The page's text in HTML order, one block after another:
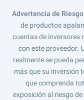
Advertencia de Riesgo
de productos
cuentas de inversores
con este proveedor.
realmente se pueda
más que su inversión
que comprenda
exposición al riesgo